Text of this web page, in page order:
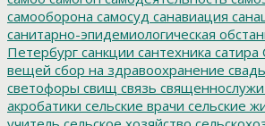
самооборона самосуд санавиация
санитарно-эпидемиологическая
Петербург санкции сантехника сатира
вещей сбор на здравоохранение
светофоры свищ связь
акробатики сельские врачи сельские